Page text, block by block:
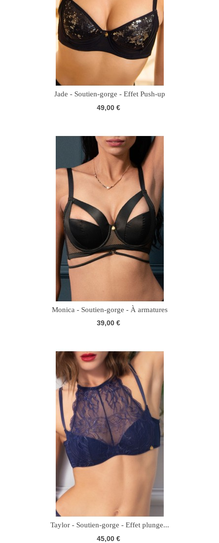
Jade - Soutien-gorge - Effet Push-up
49,00 €
Monica - Soutien-gorge - À armatures
39,00 €
Taylor - Soutien-gorge - Effet plunge...
45,00 €